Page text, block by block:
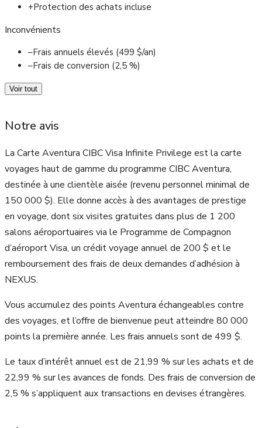
+Protection des achats incluse
Inconvénients
–Frais annuels élevés (499 $/an)
–Frais de conversion (2,5 %)
Voir tout
Notre avis
La Carte Aventura CIBC Visa Infinite Privilege est la carte
voyages haut de gamme du programme CIBC Aventura,
destinée à une clientèle aisée (revenu personnel minimal de
150 000 $). Elle donne accès à des avantages de prestige
en voyage, dont six visites gratuites dans plus de 1 200
salons aéroportuaires via le Programme de Compagnon
d’aéroport Visa, un crédit voyage annuel de 200 $ et le
remboursement des frais de deux demandes d’adhésion à
NEXUS.
Vous accumulez des points Aventura échangeables contre
des voyages, et l’offre de bienvenue peut atteindre 80 000
points la première année. Les frais annuels sont de 499 $.
Le taux d’intérêt annuel est de 21,99 % sur les achats et de
22,99 % sur les avances de fonds. Des frais de conversion de
2,5 % s’appliquent aux transactions en devises étrangères.